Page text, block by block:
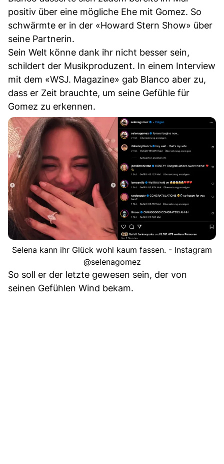
positiv über eine mögliche Ehe mit Gomez. So
schwärmte er in der «Howard Stern Show» über
seine Partnerin.
Sein Welt könne dank ihr nicht besser sein,
schildert der Musikproduzent. In einem Interview
mit dem «WSJ. Magazine» gab Blanco aber zu,
dass er Zeit brauchte, um seine Gefühle für
Gomez zu erkennen.
Selena kann ihr Glück wohl kaum fassen. - Instagram
@selenagomez
So soll er der letzte gewesen sein, der von
seinen Gefühlen Wind bekam.